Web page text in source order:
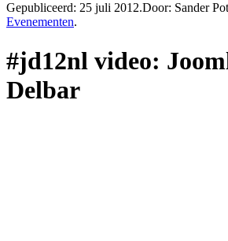
Gepubliceerd: 25 juli 2012.Door: Sander
Evenementen.
#jd12nl video:
Delbar